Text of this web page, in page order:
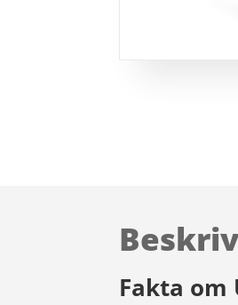
Fakta om